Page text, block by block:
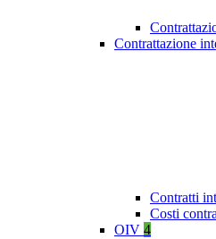
Contrattazione
Contratti
Costi
OIV 4